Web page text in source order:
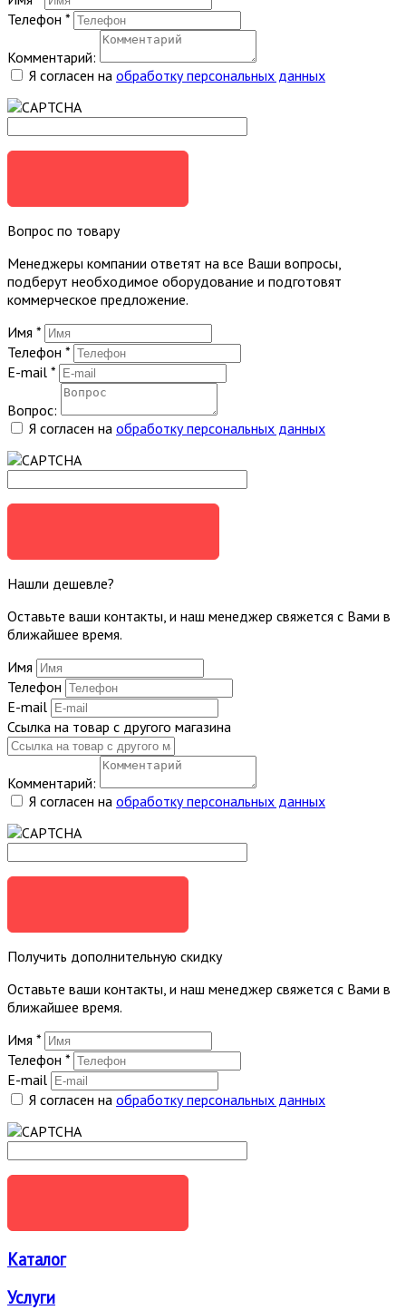
Телефон *
Комментарий:
Я согласен на обработку персональных данных
Вопрос по товару
Менеджеры компании ответят на все Ваши вопросы,
подберут необходимое оборудование и подготовят
коммерческое предложение.
Имя *
Телефон *
E-mail *
Вопрос:
Я согласен на обработку персональных данных
Нашли дешевле?
Оставьте ваши контакты, и наш менеджер свяжется с Вами в
ближайшее время.
Имя
Телефон
E-mail
Ссылка на товар с другого магазина
Комментарий:
Я согласен на обработку персональных данных
Получить дополнительную скидку
Оставьте ваши контакты, и наш менеджер свяжется с Вами в
ближайшее время.
Имя *
Телефон *
E-mail
Я согласен на обработку персональных данных
Каталог
Услуги